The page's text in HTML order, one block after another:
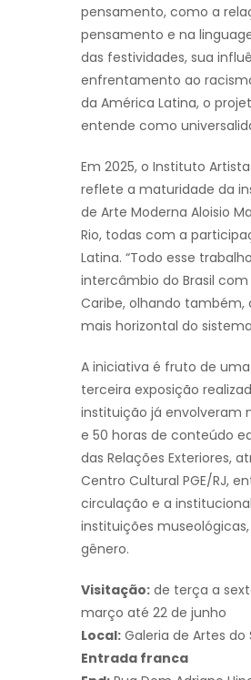
pensamento, como a
pensamento e na
das festividades, sua
enfrentamento ao
da América Latina, o
entende como
Em 2025, o Instituto
reflete a maturidade da
de Arte Moderna Aloisio
Rio, todas com a
Latina. “Todo esse
intercâmbio do Brasil
Caribe, olhando também,
mais horizontal do
A iniciativa é fruto de
terceira exposição
instituição já envolveram
e 50 horas de conteúdo
das Relações Exteriores,
Centro Cultural PGE/RJ,
circulação e a
instituições
gênero.
Visitação: de terça a
março até 22 de junho
Local: Galeria de Artes do
Entrada franca